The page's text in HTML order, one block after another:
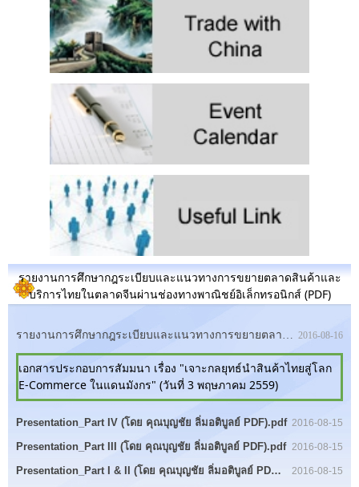
รายงานการศึกษากฎระเบียบและแนวทางการขยายตลาดสินค้าและ
บริการไทยในตลาดจีนผ่านช่องทางพาณิชย์อิเล็กทรอนิกส์ (PDF)
2016-08-16
รายงานการศึกษากฎระเบียบและแนวทางการขยายตลาดสินค้าและบริการไทยในตลาดจีนผ่านช่องทางพาณิชย์อิเล็กทรอนิกส์ Full Report(PDF).pdf
Prev 1 Next
เอกสารประกอบการสัมมนา เรื่อง "เจาะกลยุทธ์นำสินค้าไทยสู่โลก
E-Commerce ในแดนมังกร" (วันที่ 3 พฤษภาคม 2559)
2016-08-15
Presentation_Part IV (โดย คุณบุญชัย ลิ่มอติบูลย์ PDF).pdf
2016-08-15
Presentation_Part III (โดย คุณบุญชัย ลิ่มอติบูลย์ PDF).pdf
2016-08-15
Presentation_Part I & II (โดย คุณบุญชัย ลิ่มอติบูลย์ PDF) .pdf